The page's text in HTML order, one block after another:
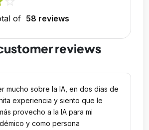
of 58 reviews
reviews
mucho sobre la IA, en dos días de
experiencia y siento que le
provecho a la IA para mi
y como persona